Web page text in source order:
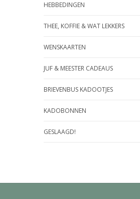
HEBBEDINGEN
THEE, KOFFIE & WAT LEKKERS
WENSKAARTEN
JUF & MEESTER CADEAUS
BRIEVENBUS KADOOTJES
KADOBONNEN
GESLAAGD!